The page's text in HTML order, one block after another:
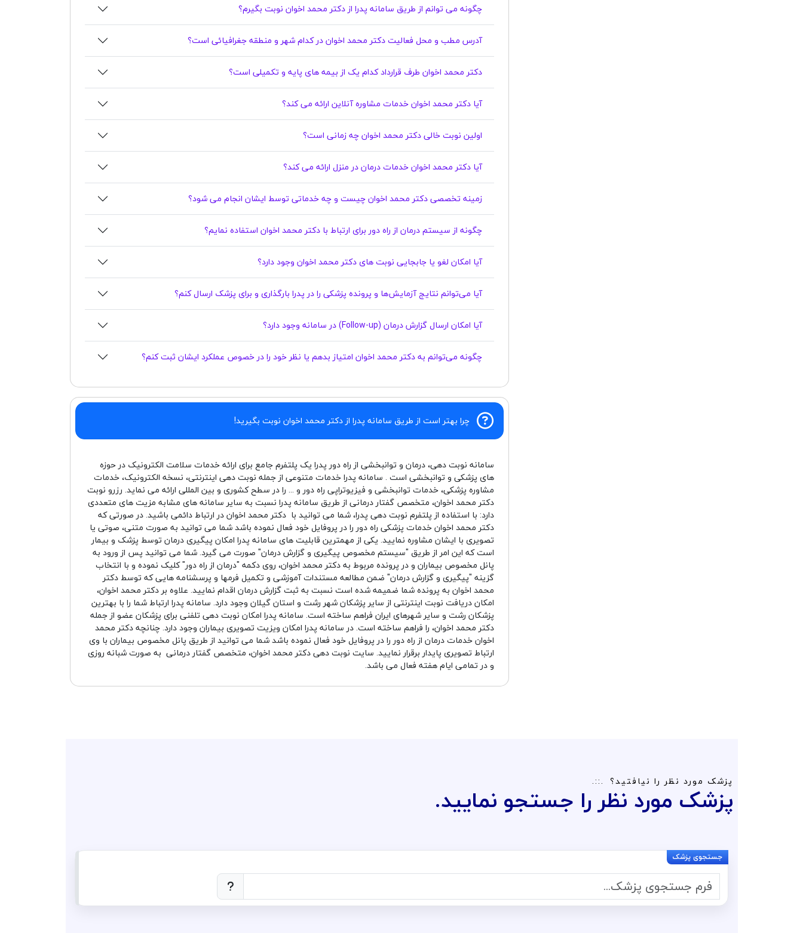
چگونه می توانم از طریق سامانه پدرا از دکتر محمد اخوان نوبت بگیرم؟
آدرس مطب و محل فعالیت دکتر محمد اخوان در کدام شهر و منطقه جغرافیائی است؟
دکتر محمد اخوان طرف قرارداد کدام یک از بیمه های پایه و تکمیلی است؟
آیا دکتر محمد اخوان خدمات مشاوره آنلاین ارائه می کند؟
اولین نوبت خالی دکتر محمد اخوان چه زمانی است؟
آیا دکتر محمد اخوان خدمات درمان در منزل ارائه می کند؟
زمینه تخصصی دکتر محمد اخوان چیست و چه خدماتی توسط ایشان انجام می شود؟
چگونه از سیستم درمان از راه دور برای ارتباط با دکتر محمد اخوان استفاده نمایم؟
آیا امکان لغو یا جابجایی نوبت های دکتر محمد اخوان وجود دارد؟
آیا می‌توانم نتایج آزمایش‌ها و پرونده پزشکی را در پدرا بارگذاری و برای پزشک ارسال کنم؟
آیا امکان ارسال گزارش درمان (Follow-up) در سامانه وجود دارد؟
چگونه می‌توانم به دکتر محمد اخوان امتیاز بدهم یا نظر خود را در خصوص عملکرد ایشان ثبت کنم؟
چرا بهتر است از طریق سامانه پدرا از دکتر محمد اخوان نوبت بگیرید!
سامانه نوبت دهی، درمان و توانبخشی از راه دور پدرا یک پلتفرم جامع برای ارائه خدمات سلامت الکترونیک در حوزه
های پزشکی و توانبخشی است . سامانه پدرا خدمات متنوعی از جمله نوبت دهی اینترنتی، نسخه الکترونیک، خدمات
مشاوره پزشکی، خدمات توانبخشی و فیزیوتراپی راه دور و ... را در سطح کشوری و بین المللی ارائه می نماید. رزرو نوبت
دکتر محمد اخوان، متخصص گفتار درمانی از طریق سامانه پدرا نسبت به سایر سامانه های مشابه مزیت های متعددی
دارد: با استفاده از پلتفرم نوبت دهی پدرا، شما می توانید با دکتر محمد اخوان در ارتباط دائمی باشید. در صورتی که
دکتر محمد اخوان خدمات پزشکی راه دور را در پروفایل خود فعال نموده باشد شما می توانید به صورت متنی، صوتی یا
تصویری با ایشان مشاوره نمایید. یکی از مهمترین قابلیت های سامانه پدرا امکان پیگیری درمان توسط پزشک و بیمار
است که این امر از طریق "سیستم مخصوص پیگیری و گزارش درمان" صورت می گیرد. شما می توانید پس از ورود به
پانل مخصوص بیماران و در پرونده مربوط به دکتر محمد اخوان، روی دکمه "درمان از راه دور" کلیک نموده و با انتخاب
گزینه "پیگیری و گزارش درمان" ضمن مطالعه مستندات آموزشی و تکمیل فرمها و پرسشنامه هایی که توسط دکتر
محمد اخوان به پرونده شما ضمیمه شده است نسبت به ثبت گزارش درمان اقدام نمایید. علاوه بر دکتر محمد اخوان،
امکان دریافت نوبت اینترنتی از سایر پزشکان شهر رشت و استان گیلان وجود دارد. سامانه پدرا ارتباط شما را با بهترین
پزشکان رشت و سایر شهرهای ایران فراهم ساخته است. سامانه پدرا امکان نوبت دهی تلفنی برای پزشکان عضو از جمله
دکتر محمد اخوان، را فراهم ساخته است. در سامانه پدرا امکان ویزیت تصویری بیماران وجود دارد. چنانچه دکتر محمد
اخوان خدمات درمان از راه دور را در پروفایل خود فعال نموده باشد شما می توانید از طریق پانل مخصوص بیماران با وی
ارتباط تصویری پایدار برقرار نمایید. سایت نوبت دهی دکتر محمد اخوان، متخصص گفتار درمانی به صورت شبانه روزی
و در تمامی ایام هفته فعال می باشد.
پزشک مورد نظر را نیافتید؟
پزشک مورد نظر را جستجو نمایید.